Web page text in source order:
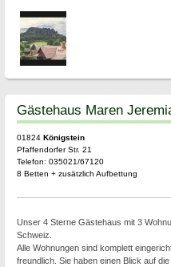
Gästehaus Maren
01824 Königstein
Pfaffendorfer Str. 21
Telefon: 035021/67120
8 Betten + zusätzlich Aufbettung
Unser 4 Sterne Gästehaus mit 3
Schweiz.
Alle Wohnungen sind komplett
freundlich. Sie haben einen Blick auf